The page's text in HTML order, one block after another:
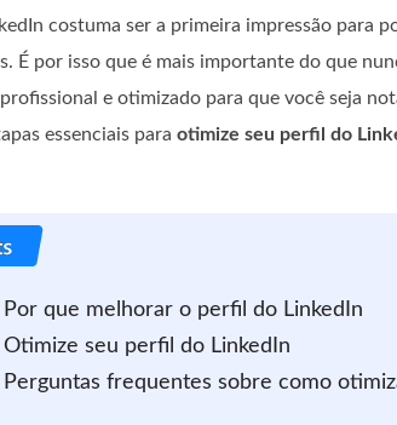
costuma ser a primeira impressão para
É por isso que é mais importante do que
e otimizado para que você seja
essenciais para otimize seu perfil do
Por que melhorar o perfil do LinkedIn
Otimize seu perfil do LinkedIn
Perguntas frequentes sobre como